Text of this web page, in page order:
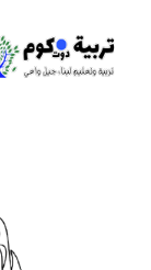
المحتوى